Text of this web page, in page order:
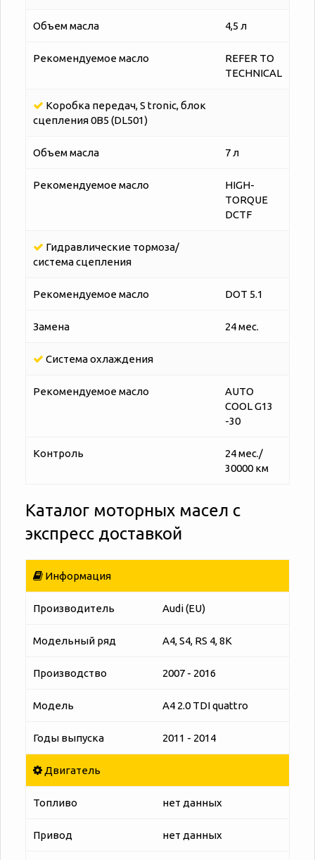
Объем масла 4,5 л
Рекомендуемое масло
REFER TO
TECHNICAL
Коробка передач, S tronic, блок
сцепления 0B5 (DL501)
Объем масла 7 л
Рекомендуемое масло
HIGH-
TORQUE
DCTF
Гидравлические тормоза/
система сцепления
Рекомендуемое масло DOT 5.1
Замена 24 мес.
Система охлаждения
Рекомендуемое масло
AUTO
COOL G13
-30
Контроль
24 мес./
30000 км
Каталог моторных масел с
экспресс доставкой
Информация
Производитель Audi (EU)
Модельный ряд A4, S4, RS 4, 8K
Производство 2007 - 2016
Модель A4 2.0 TDI quattro
Годы выпуска 2011 - 2014
Двигатель
Топливо нет данных
Привод нет данных